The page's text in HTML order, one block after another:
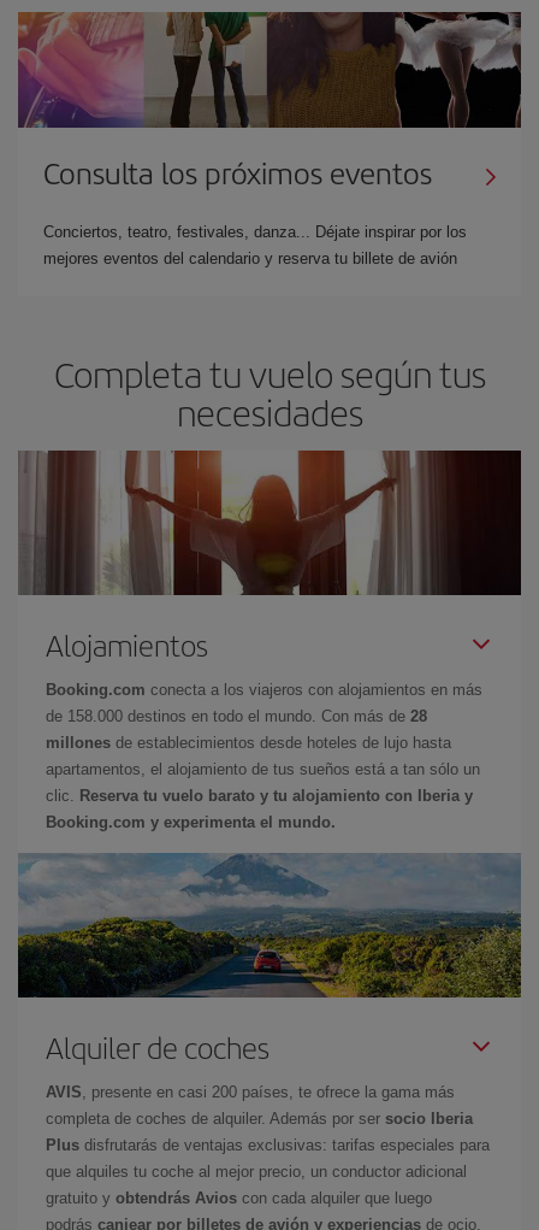
Consulta los próximos eventos
Conciertos, teatro, festivales, danza... Déjate inspirar por los
mejores eventos del calendario y reserva tu billete de avión
Completa tu vuelo según tus
necesidades
Alojamientos
Booking.com conecta a los viajeros con alojamientos en más
de 158.000 destinos en todo el mundo. Con más de 28
millones de establecimientos desde hoteles de lujo hasta
apartamentos, el alojamiento de tus sueños está a tan sólo un
clic.
Reserva tu vuelo barato y tu alojamiento con Iberia y
Booking.com y experimenta el mundo.
Alquiler de coches
AVIS , presente en casi 200 países, te ofrece la gama más
completa de coches de alquiler. Además por ser socio Iberia
Plus disfrutarás de ventajas exclusivas: tarifas especiales para
que alquiles tu coche al mejor precio, un conductor adicional
gratuito y obtendrás Avios con cada alquiler que luego
podrás canjear por billetes de avión y experiencias de ocio.